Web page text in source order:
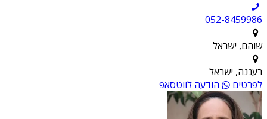
052-8459986
שוהם, ישראל
רעננה, ישראל
לפרטים
הודעה לווטסאפ